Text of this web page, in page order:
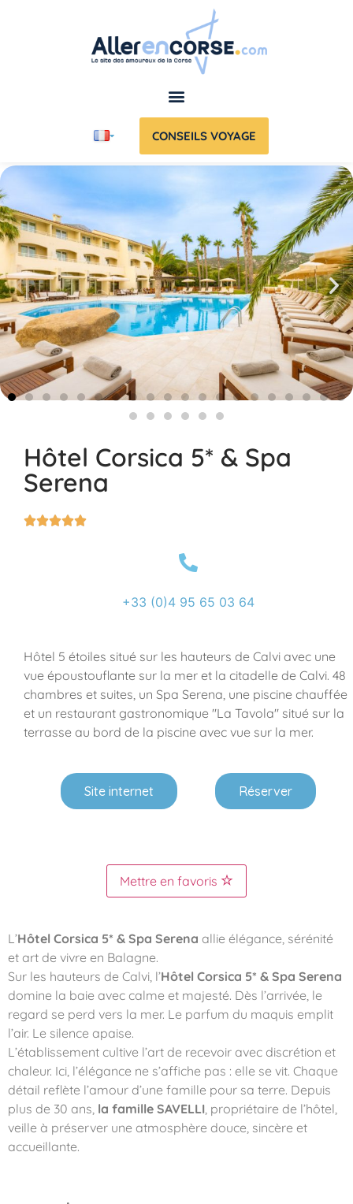
CONSEILS VOYAGE
Hôtel Corsica 5* & Spa
Serena

+33 (0)4 95 65 03 64
Hôtel 5 étoiles situé sur les hauteurs de Calvi avec une
vue époustouflante sur la mer et la citadelle de Calvi. 48
chambres et suites, un Spa Serena, une piscine chauffée
et un restaurant gastronomique "La Tavola" situé sur la
terrasse au bord de la piscine avec vue sur la mer.
Site internet Réserver
Mettre en favoris
L’Hôtel Corsica 5* & Spa Serena allie élégance, sérénité
et art de vivre en Balagne.
Sur les hauteurs de Calvi, l’Hôtel Corsica 5* & Spa Serena
domine la baie avec calme et majesté. Dès l’arrivée, le
regard se perd vers la mer. Le parfum du maquis emplit
l’air. Le silence apaise.
L’établissement cultive l’art de recevoir avec discrétion et
chaleur. Ici, l’élégance ne s’affiche pas : elle se vit. Chaque
détail reflète l’amour d’une famille pour sa terre. Depuis
plus de 30 ans, la famille SAVELLI , propriétaire de l’hôtel,
veille à préserver une atmosphère douce, sincère et
accueillante.